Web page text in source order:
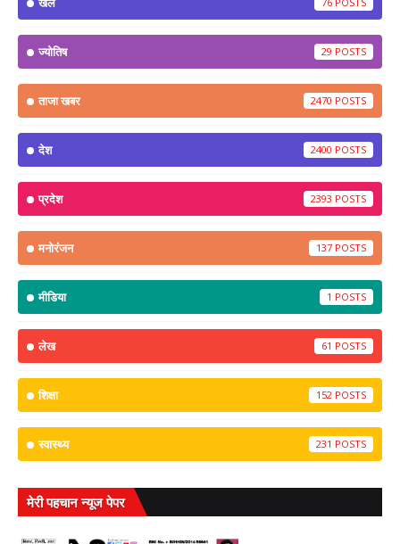
ज्योतिष 29
ताजा खबर 2470
देश 2400
प्रदेश 2393
मनोरंजन 137
मीडिया 1
लेख 61
शिक्षा 152
स्वास्थ्य 231
मेरी पहचान न्यूज पेपर